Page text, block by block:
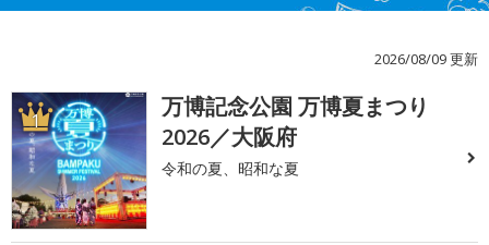
2026/08/09 更新
1
万博記念公園 万博夏まつり
2026／大阪府
令和の夏、昭和な夏